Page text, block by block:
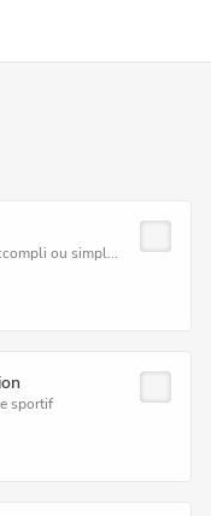
ou simpl...
sportif